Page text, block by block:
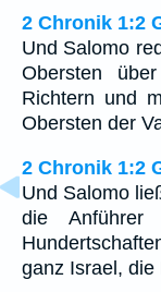
2 Chronik 1:2
Und Salomo
Obersten
Richtern und
Obersten der
2 Chronik 1:2
Und Salomo
die Anführer
ganz Israel, die